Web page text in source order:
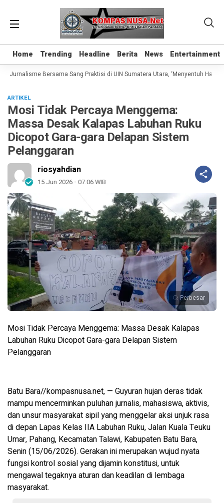
Home Trending Headline Berita News Entertainment
Home Trending Headline Berita News Entertainment
Jurnalisme Bersama Sang Praktisi di UIN Sumatera Utara, ‘Menyentuh Hati
ARTIKEL
Mosi Tidak Percaya Menggema:
Massa Desak Kalapas Labuhan Ruku
Dicopot Gara-gara Delapan Sistem
Pelanggaran
riosyahdian
15 Jun 2026 - 07:06 WIB
Perbesar
Mosi Tidak Percaya Menggema: Massa Desak Kalapas
Labuhan Ruku Dicopot Gara-gara Delapan Sistem
Pelanggaran
Batu Bara//kompasnusa.net, — Guyuran hujan deras tidak
mampu mencerminkan puluhan jurnalis, mahasiswa, aktivis,
dan unsur masyarakat sipil yang menggelar aksi unjuk rasa
di depan Lapas Kelas IIA Labuhan Ruku, Jalan Kuala Teuku
Umar, Pahang, Kecamatan Talawi, Kabupaten Batu Bara,
Senin (15/06/2026). Gerakan ini merupakan wujud nyata
fungsi kontrol sosial yang dijamin konstitusi, untuk
mengawal tegaknya aturan dan keadilan di lembaga
masyarakat.